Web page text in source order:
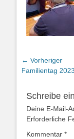
← Vorheriger
Vorheriger
Familientag 2023
Schreibe
Deine E-Mail-
Erforderliche
Kommentar *